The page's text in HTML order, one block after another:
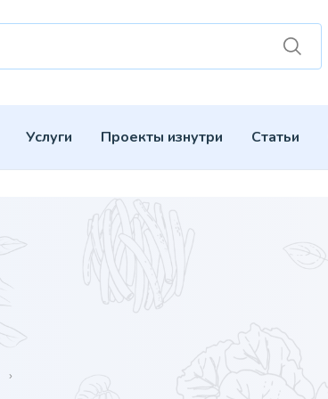
Услуги Проекты изнутри Статьи